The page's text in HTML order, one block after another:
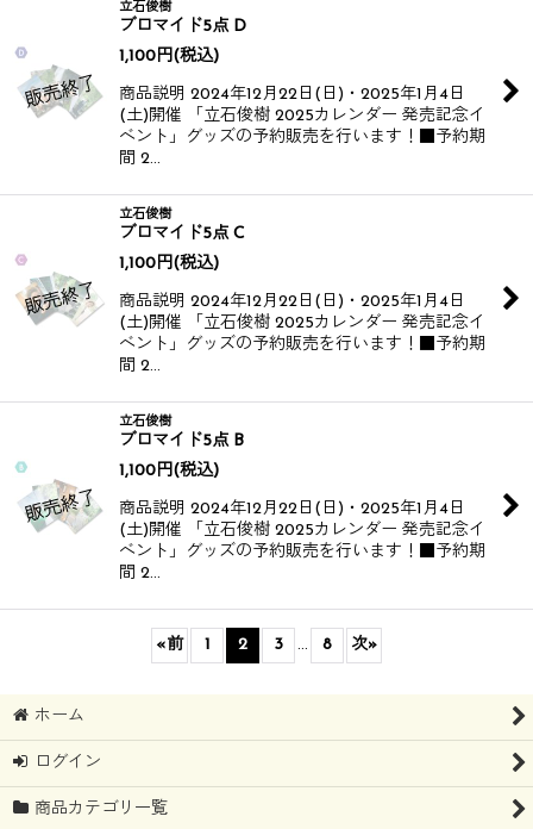
立石俊樹
ブロマイド5点 D
1,100 円(税込)
商品説明 2024年12月22日(日)・2025年1月4日
(土)開催 「立石俊樹 2025カレンダー 発売記念イ
ベント」グッズの予約販売を行います！​​ ■予約期
間 2…
立石俊樹
ブロマイド5点 C
1,100 円(税込)
商品説明 2024年12月22日(日)・2025年1月4日
(土)開催 「立石俊樹 2025カレンダー 発売記念イ
ベント」グッズの予約販売を行います！​​ ■予約期
間 2…
立石俊樹
ブロマイド5点 B
1,100 円(税込)
商品説明 2024年12月22日(日)・2025年1月4日
(土)開催 「立石俊樹 2025カレンダー 発売記念イ
ベント」グッズの予約販売を行います！​​ ■予約期
間 2…
«前 1 2 3 ... 8 次»
ホーム
ログイン
商品カテゴリ一覧